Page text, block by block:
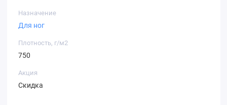
Назначение
Для ног
Плотность, г/м2
750
Акция
Скидка